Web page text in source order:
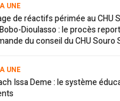
UNE
de réactifs périmée au CHU
Dioulasso : le procès
du conseil du CHU Souro
UNE
Issa Deme : le système